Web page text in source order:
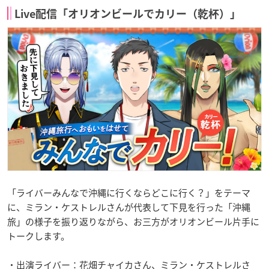
Live配信「オリオンビールでカリー（乾杯）」
「ライバーみんなで沖縄に行くならどこに行く？」をテーマ
に、ミラン・ケストレルさんが代表して下見を行った「沖縄
旅」の様子を振り返りながら、お三方がオリオンビール片手に
トークします。
・出演ライバー：花畑チャイカさん、ミラン・ケストレルさ